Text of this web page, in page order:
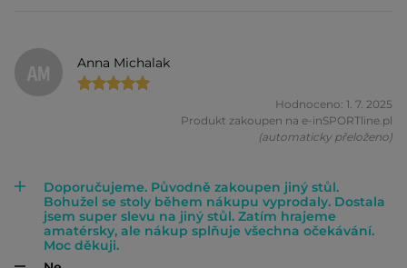
AM Anna Michalak
Hodnoceno: 1. 7. 2025
Produkt zakoupen na e-inSPORTline.pl
(automaticky přeloženo)
Doporučujeme. Původně zakoupen jiný stůl.
Bohužel se stoly během nákupu vyprodaly. Dostala
jsem super slevu na jiný stůl. Zatím hrajeme
amatérsky, ale nákup splňuje všechna očekávání.
Moc děkuji.